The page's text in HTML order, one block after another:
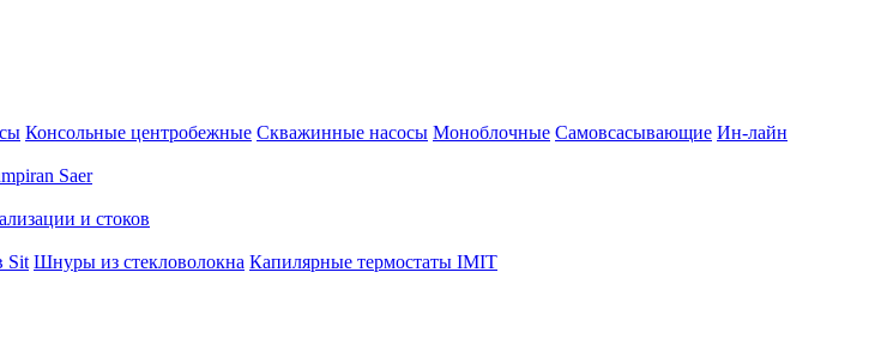
Консольные центробежные Скважинные насосы Моноблочные Самовсасывающие Ин-лайн
Saer
и стоков
Sit Шнуры из стекловолокна Капилярные термостаты IMIT